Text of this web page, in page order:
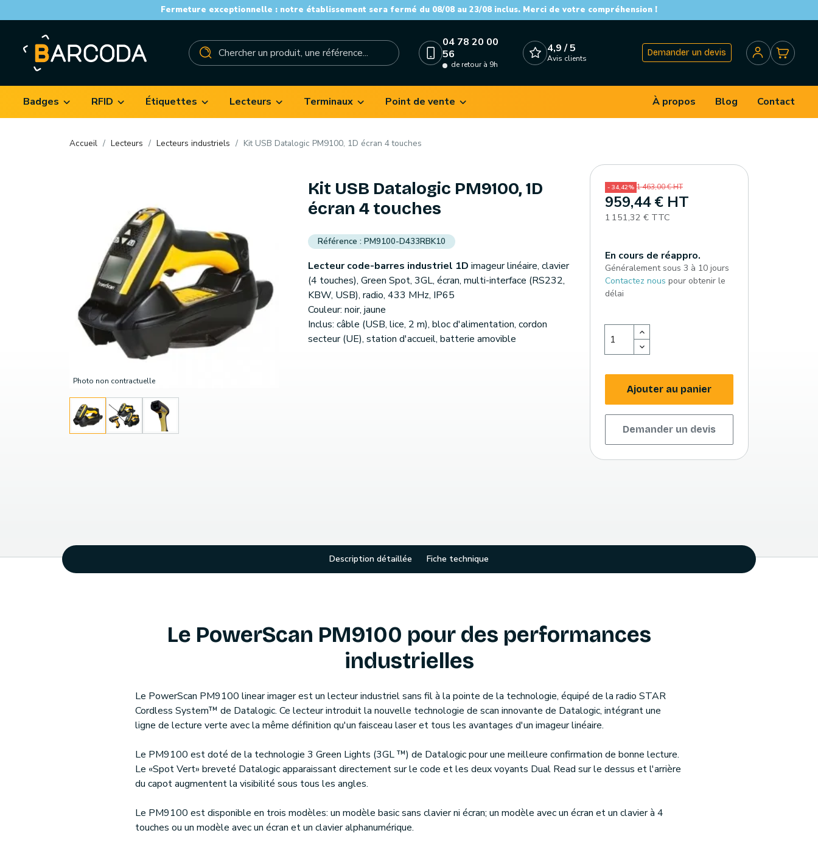
Fermeture exceptionnelle : notre établissement sera fermé du 08/08 au 23/08 inclus. Merci de votre compréhension !
04 78 20 00
56
de retour à 9h
4,9 / 5
Avis clients
Demander un devis
Badges RFID Étiquettes Lecteurs Terminaux Point de vente À propos Blog Contact
Accueil Lecteurs Lecteurs industriels Kit USB Datalogic PM9100, 1D écran 4 touches
Photo non contractuelle
Kit USB Datalogic PM9100, 1D
écran 4 touches
PM9100-D433RBK10
Lecteur code-barres industriel 1D imageur linéaire, clavier
(4 touches), Green Spot, 3GL, écran, multi-interface (RS232,
KBW, USB), radio, 433 MHz, IP65
Couleur: noir, jaune
Inclus: câble (USB, lice, 2 m), bloc d'alimentation, cordon
secteur (UE), station d'accueil, batterie amovible
- 34,42% 1 463,00 € HT
959,44 € HT
1 151,32 € TTC
En cours de réappro.
Généralement sous 3 à 10 jours
Contactez nous pour obtenir le
délai
Ajouter au panier
Demander un devis
Description détaillée Fiche technique
Le PowerScan PM9100 pour des performances
industrielles
Le PowerScan PM9100 linear imager est un lecteur industriel sans fil à la pointe de la technologie, équipé de la radio STAR
Cordless System™ de Datalogic. Ce lecteur introduit la nouvelle technologie de scan innovante de Datalogic, intégrant une
ligne de lecture verte avec la même définition qu'un faisceau laser et tous les avantages d'un imageur linéaire.
Le PM9100 est doté de la technologie 3 Green Lights (3GL ™) de Datalogic pour une meilleure confirmation de bonne lecture.
Le «Spot Vert» breveté Datalogic apparaissant directement sur le code et les deux voyants Dual Read sur le dessus et l'arrière
du capot augmentent la visibilité sous tous les angles.
Le PM9100 est disponible en trois modèles: un modèle basic sans clavier ni écran; un modèle avec un écran et un clavier à 4
touches ou un modèle avec un écran et un clavier alphanumérique.